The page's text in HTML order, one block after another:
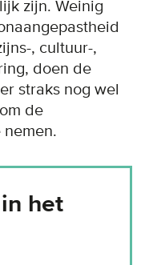
zijn. Weinig
, cultuur-,
doen de
straks nog wel
de
het